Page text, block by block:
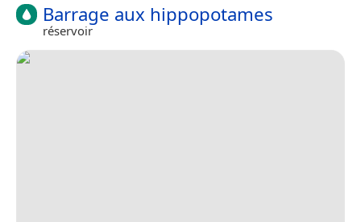
Barrage aux hippopotames
réservoir